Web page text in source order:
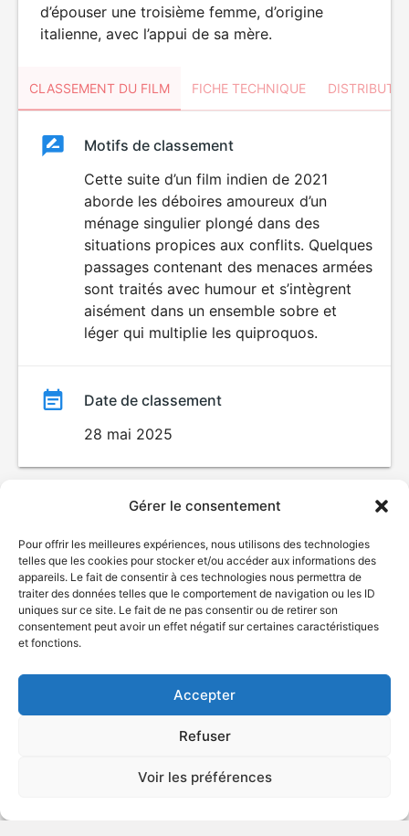
Gérer le consentement
Pour offrir les meilleures expériences, nous utilisons des technologies
telles que les cookies pour stocker et/ou accéder aux informations des
appareils. Le fait de consentir à ces technologies nous permettra de
traiter des données telles que le comportement de navigation ou les ID
uniques sur ce site. Le fait de ne pas consentir ou de retirer son
consentement peut avoir un effet négatif sur certaines caractéristiques
et fonctions.
Accepter
Refuser
Voir les préférences
d’épouser une troisième femme, d’origine
italienne, avec l’appui de sa mère.
CLASSEMENT DU FILM FICHE TECHNIQUE
ClassementClassement
Motifs de classement
Cette suite d’un film indien de 2021
aborde les déboires amoureux d’un
ménage singulier plongé dans des
situations propices aux conflits. Quelques
passages contenant des menaces armées
sont traités avec humour et s’intègrent
aisément dans un ensemble sobre et
léger qui multiplie les quiproquos.
Date de classement
28 mai 2025
Plan du site
Accès à l'information
Politique de confidentialité